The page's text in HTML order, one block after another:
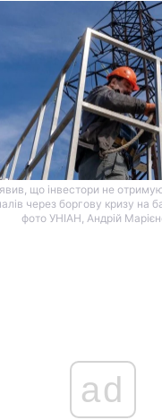
що інвестори не
через боргову кризу на
фото УНІАН, Андрій
ad